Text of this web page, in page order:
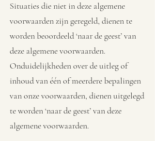
Situaties die niet in deze algemene
voorwaarden zijn geregeld, dienen te
worden beoordeeld ‘naar de geest’ van
deze algemene voorwaarden.
Onduidelijkheden over de uitleg of
inhoud van één of meerdere bepalingen
van onze voorwaarden, dienen uitgelegd
te worden ‘naar de geest’ van deze
algemene voorwaarden.